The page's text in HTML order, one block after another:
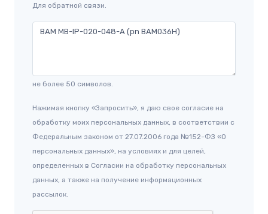
Для обратной связи.
не более 50 символов.
Нажимая кнопку «Запросить», я даю свое согласие на
обработку моих персональных данных, в соответствии с
Федеральным законом от 27.07.2006 года №152-ФЗ «О
персональных данных», на условиях и для целей,
определенных в Согласии на обработку персональных
данных, а также на получение информационных
рассылок.